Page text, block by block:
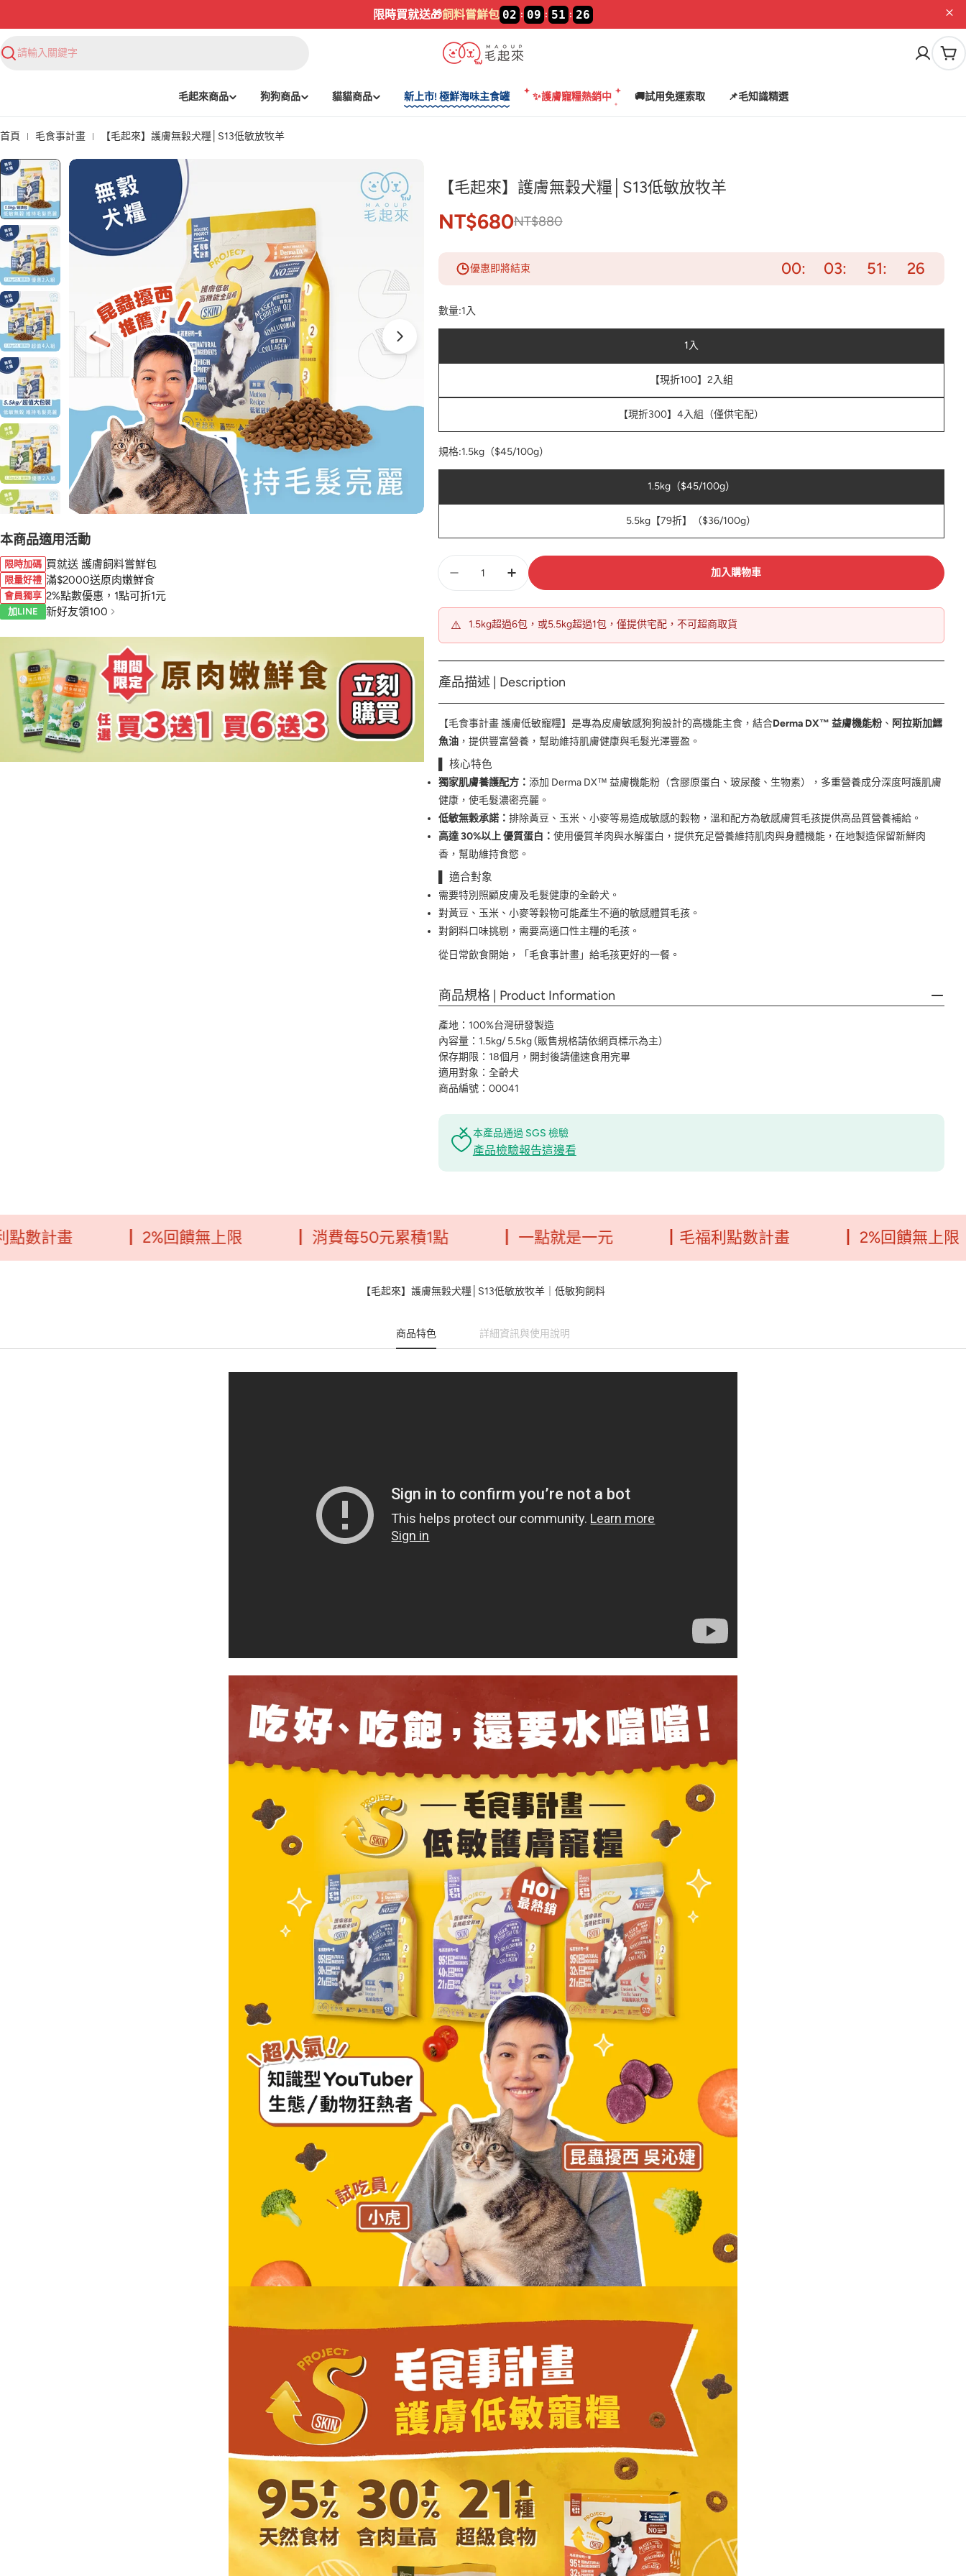
加入LINE🔥新好友領$100
搜
購
毛起來商品 狗狗商品 貓貓商品 新上市! 極鮮海味主食罐 ✨護膚寵糧熱銷中 🚚試用免運索取 📌毛知識精選
首頁 毛食事計畫 【毛起來】護膚無穀犬糧│S13低敏放牧羊
本商品適用活動
限時加碼 買就送 護膚飼料嘗鮮包
限量好禮 滿$2000送原肉嫩鮮食
會員獨享 2%點數優惠，1點可折1元
加LINE 新好友領100
【毛起來】護膚無穀犬糧│S13低敏放牧羊
NT$680NT$880
優惠即將結束 00 03 51 24
數量:1入
1入
【現折100】2入組
【現折300】4入組（僅供宅配）
規格:1.5kg（$45/100g）
1.5kg（$45/100g）
5.5kg【79折】（$36/100g）
加入購物車
⚠️ 1.5kg超過6包，或5.5kg超過1包，僅提供宅配，不可超商取貨
產品描述 | Description
【毛食事計畫 護膚低敏寵糧】是專為皮膚敏感狗狗設計的高機能主食，結合Derma DX™ 益膚機能粉、 阿拉斯加鱈
魚油，提供豐富營養，幫助維持肌膚健康與毛髮光澤豐盈。
▌ 核心特色
獨家肌膚養護配方： 添加 Derma DX™ 益膚機能粉（含膠原蛋白、玻尿酸、生物素），多重營養成分深度呵護肌膚
健康，使毛髮濃密亮麗。
低敏無穀承諾： 排除黃豆、玉米、小麥等易造成敏感的穀物，溫和配方為敏感膚質毛孩提供高品質營養補給。
高達 30%以上 優質蛋白： 使用優質羊肉與水解蛋白，提供充足營養維持肌肉與身體機能，在地製造保留新鮮肉
香，幫助維持食慾。
▌ 適合對象
需要特別照顧皮膚及毛髮健康的全齡犬。
對黃豆、玉米、小麥等穀物可能產生不適的敏感體質毛孩。
對飼料口味挑剔，需要高適口性主糧的毛孩。
從日常飲食開始，「毛食事計畫」給毛孩更好的一餐。
商品規格 | Product Information
產地：100%台灣研發製造
內容量：1.5kg/ 5.5kg (販售規格請依網頁標示為主)
保存期限：18個月，開封後請儘速食用完畢
適用對象：全齡犬
商品編號：00041
本產品通過 SGS 檢驗
產品檢驗報告這邊看
┃ 2%回饋無上限 ┃ 消費每50元累積1點 ┃ 一點就是一元 ┃毛福利點數計畫 ┃ 2%回饋無上限 ┃
【毛起來】護膚無穀犬糧│S13低敏放牧羊｜低敏狗飼料
商品特色 詳細資訊與使用說明